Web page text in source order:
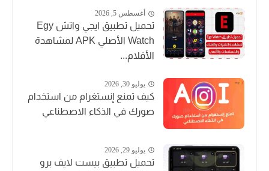
أغسطس 5, 2026
تحميل تطبيق ايجي واتش Egy
Watch الأصلي APK لمشاهدة
الأفلام...
يوليو 30, 2026
كيف تمنع إنستغرام من استخدام
صورك في الذكاء الاصطناعي
يوليو 29, 2026
تحميل تطبيق بيست لايف برو